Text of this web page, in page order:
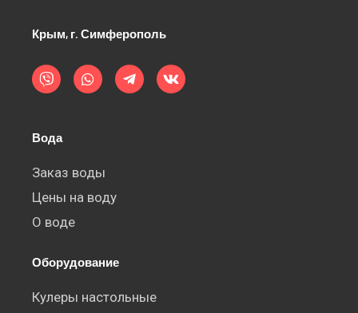
Крым, г. Симферополь
i
b
e
h
a
t
e
l
e
k
Вода
Заказ воды
Цены на воду
О воде
Оборудование
Кулеры настольные